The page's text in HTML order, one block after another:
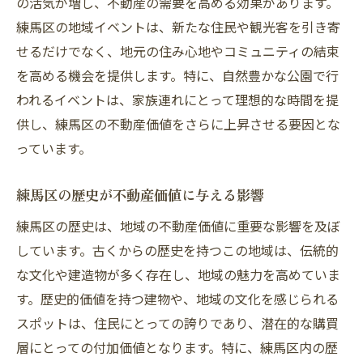
成功事例から学ぶ価格交渉テクニック
売却後のフォローアップと信頼構築
練馬区の不動産求人について
練馬区の地域イベントは、新たな住民や観光客を引き寄
せるだけでなく、地元の住み心地やコミュニティの結束
を高める機会を提供します。特に、自然豊かな公園で行
われるイベントは、家族連れにとって理想的な時間を提
供し、練馬区の不動産価値をさらに上昇させる要因とな
っています。
練馬区の歴史が不動産価値に与える影響
練馬区の歴史は、地域の不動産価値に重要な影響を及ぼ
しています。古くからの歴史を持つこの地域は、伝統的
な文化や建造物が多く存在し、地域の魅力を高めていま
す。歴史的価値を持つ建物や、地域の文化を感じられる
スポットは、住民にとっての誇りであり、潜在的な購買
層にとっての付加価値となります。特に、練馬区内の歴